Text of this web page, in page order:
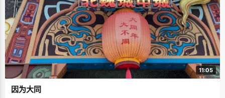
11:05
因为大同